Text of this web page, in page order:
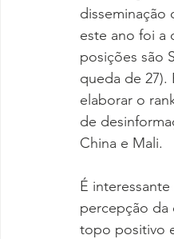
disseminação
este ano foi a
posições são
queda de 27).
elaborar o
de
China e Mali.
É
percepção da
topo positivo